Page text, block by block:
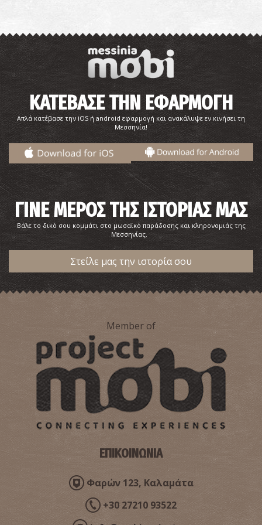
Άποψη Πύργου Τριφυλίας, 1932
Άποψη Φλώκας Τριφυλίας, 1932
Άποψη Πύλου, 1932
Πλατεία Γαργαλιάνων, 1932
ΚΑΤΕΒΑΣΕ ΤΗΝ ΕΦΑΡΜΟΓΗ
Απλά κατέβασε την iOS ή android εφαρμογή και ανακάλυψε εν κινήσει τη
Μεσσηνία!
ΓΙΝΕ ΜΕΡΟΣ ΤΗΣ ΙΣΤΟΡΙΑΣ ΜΑΣ
Βάλε το δικό σου κομμάτι στο μωσαϊκό παράδοσης και κληρονομιάς της
Μεσσηνίας.
Στείλε μας την ιστορία σου
Member of
ΕΠΙΚΟΙΝΩΝΙΑ
Φαρών 123, Καλαμάτα
+30 27210 93522